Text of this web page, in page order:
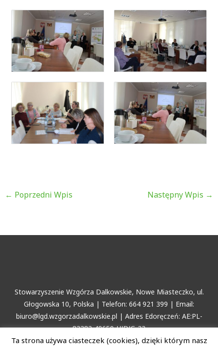
← Poprzedni Wpis Następny Wpis →
Stowarzyszenie Wzgórza Dalkowskie, Nowe Miasteczko, ul.
Głogowska 10, Polska | Telefon: 664 921 399 | Email:
biuro@lgd.wzgorzadalkowskie.pl | Adres Edoręczeń: AE:PL-
83382-49650-HJDJG-22
Ta strona używa ciasteczek (cookies), dzięki którym nasz